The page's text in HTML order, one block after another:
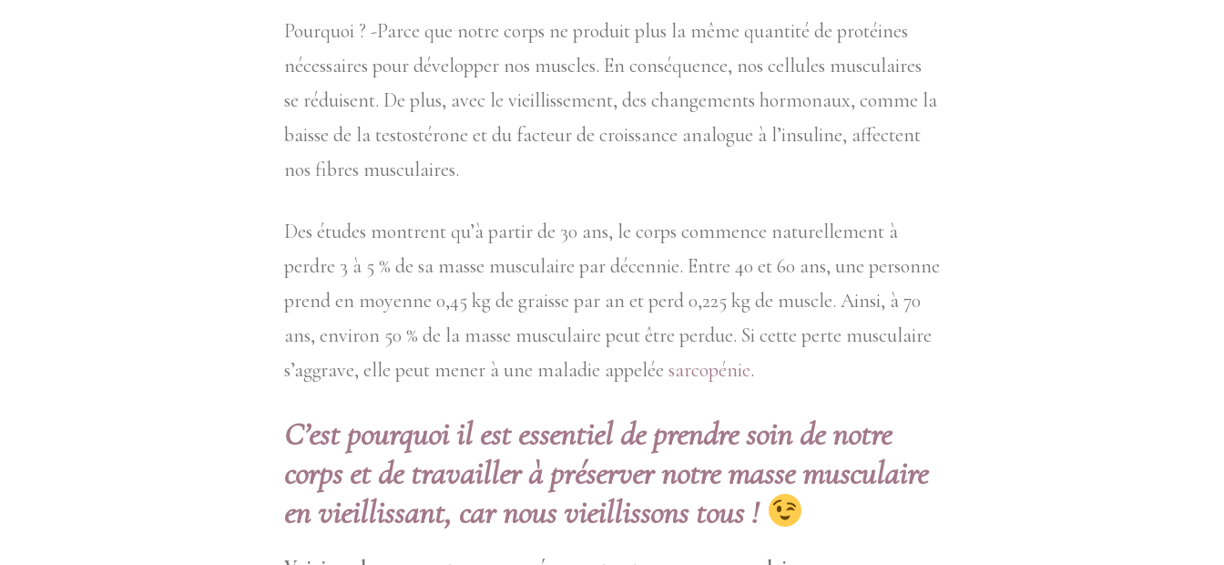
Pourquoi ? -Parce que notre corps ne produit plus la même quantité de protéines
nécessaires pour développer nos muscles. En conséquence, nos cellules musculaires
se réduisent. De plus, avec le vieillissement, des changements hormonaux, comme la
baisse de la testostérone et du facteur de croissance analogue à l’insuline, affectent
nos fibres musculaires.
Des études montrent qu’à partir de 30 ans, le corps commence naturellement à
perdre 3 à 5 % de sa masse musculaire par décennie. Entre 40 et 60 ans, une personne
prend en moyenne 0,45 kg de graisse par an et perd 0,225 kg de muscle. Ainsi, à 70
ans, environ 50 % de la masse musculaire peut être perdue. Si cette perte musculaire
s’aggrave, elle peut mener à une maladie appelée sarcopénie.
C’est pourquoi il est essentiel de prendre soin de notre
corps et de travailler à préserver notre masse musculaire
en vieillissant, car nous vieillissons tous !